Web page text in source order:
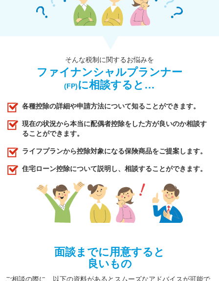
そんな税制に関するお悩みを
ファイナンシャルプランナー
(FP)に相談すると…
各種控除の詳細や申請方法について知ることができます。
現在の状況から本当に配偶者控除をした方が良いのか相談す
ることができます。
ライフプランから控除対象になる保険商品をご提案します。
住宅ローン控除について説明し、相談することができます。
面談までに用意すると
良いもの
ご相談の際に、以下の資料があるとスムーズなアドバイスが可能で